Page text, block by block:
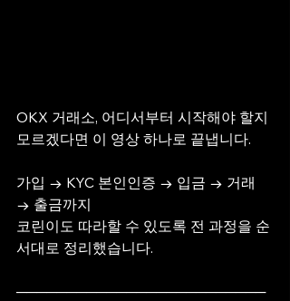
OKX 거래소, 어디서부터 시작해야 할지
모르겠다면 이 영상 하나로 끝냅니다.
가입 → KYC 본인인증 → 입금 → 거래
→ 출금까지
코린이도 따라할 수 있도록 전 과정을 순
서대로 정리했습니다.
─────────────────────────